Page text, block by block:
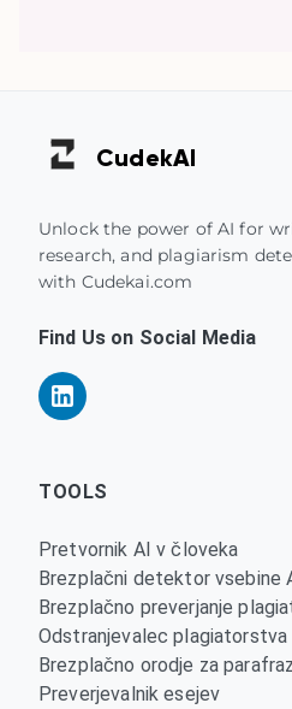
CudekAI
Unlock the power of AI for
research, and plagiarism
with Cudekai.com
Find Us on Social Media
TOOLS
Pretvornik AI v človeka
Brezplačni detektor vsebine
Brezplačno preverjanje
Odstranjevalec plagiatorstva
Brezplačno orodje za
Preverjevalnik esejev